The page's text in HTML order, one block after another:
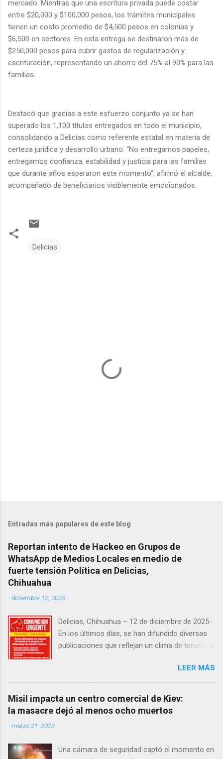
mercado. Mientras que una escritura privada puede costar
entre $20,000 y $100,000 pesos, los trámites municipales
tienen un costo promedio de $4,500 pesos en colonias y
$6,500 en sectores. En esta entrega se destinaron más de
$250,000 pesos para cubrir gastos de regularización y
escrituración, representando un ahorro del 75% al 90% para las
familias.
Destacó que gracias a este esfuerzo conjunto ya se han
superado los 1,100 títulos entregados en todo el municipio,
consolidando a Delicias como referente estatal en materia de
certeza jurídica y desarrollo urbano. “No entregamos papeles,
entregamos confianza, estabilidad y justicia para las familias
que durante años esperaron este momento”, afirmó el alcalde,
acompañado de beneficiarios visiblemente emocionados.
Delicias
Entradas más populares de este blog
Reportan intento de Hackeo en Grupos de
WhatsApp de Medios Locales en medio de
fuerte tensión Política en Delicias,
Chihuahua
-diciembre 12, 2025
Delicias, Chihuahua – 12 de diciembre de 2025-
En los últimos días, se han difundido diversas
publicaciones que reflejan un clima de tensión
señalamientos sobre presuntas irregularidades
atribuidas a elementos de la Fiscalía General de
la República, así como manifestaciones de
agricultores en rechazo a la Ley de Agua. Ayer,
durante una posada organizada por la
imágenes de la legisladora y del senador Adán
LEER MÁS
Misil impacta un centro comercial de Kiev:
la masacre dejó al menos ocho muertos
-marzo 21, 2022
Una cámara de seguridad captó el momento en